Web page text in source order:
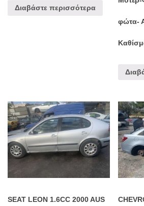
Διαβάστε περισσότερα
φώτα-
SEAT LEON 1.6CC 2000 AUS